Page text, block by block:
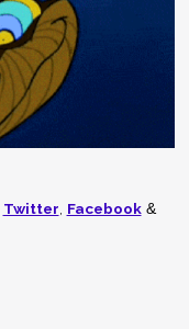
Twitter Facebook&